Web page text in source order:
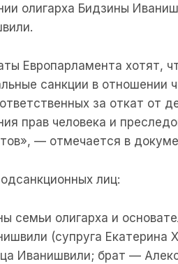
олигарха Бидзины
Европарламента хотят,
санкции в отношении
за откат от
прав человека и
— отмечается в
лиц:
семьи олигарха и
(супруга
Иванишвили; брат —